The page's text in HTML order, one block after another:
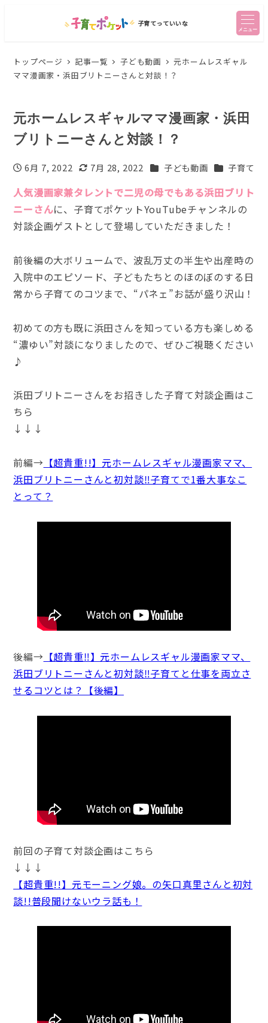
子育てっていいな
メニュー
トップページ 記事一覧 子ども動画
元ホームレスギャル
ママ漫画家・浜田ブリトニーさんと対談！？
元ホームレスギャルママ漫画家・浜田
ブリトニーさんと対談！？
投稿日
6月 7, 2022
更新日
7月 28, 2022 カテゴリー
子ども動画 カテゴリー
子育て
人気漫画家兼タレントで二児の母でもある浜田ブリト
ニーさんに、子育てポケットYouTubeチャンネルの
対談企画ゲストとして登場していただきました！
前後編の大ボリュームで、波乱万丈の半生や出産時の
入院中のエピソード、子どもたちとのほのぼのする日
常から子育てのコツまで、“パネェ”お話が盛り沢山！
初めての方も既に浜田さんを知っている方も楽しめる
“濃ゆい”対談になりましたので、ぜひご視聴ください
♪
浜田ブリトニーさんをお招きした子育て対談企画はこ
ちら
↓↓↓
前編→ 【超貴重!!】元ホームレスギャル漫画家ママ、
浜田ブリトニーさんと初対談‼︎子育てで1番大事なこ
とって？
後編→ 【超貴重‼】元ホームレスギャル漫画家ママ、
浜田ブリトニーさんと初対談‼子育てと仕事を両立さ
せるコツとは？【後編】
前回の子育て対談企画はこちら
↓↓↓
【超貴重!!】元モーニング娘。の矢口真里さんと初対
談!!普段聞けないウラ話も！